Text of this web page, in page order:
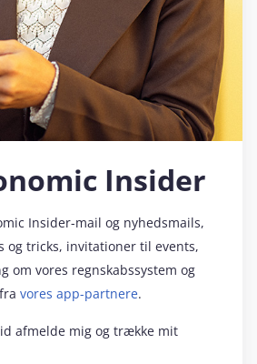
Insider
Insider-mail og nyhedsmails,
og tricks, invitationer til events,
om vores regnskabssystem og
vores app-partnere.
afmelde mig og trække mit